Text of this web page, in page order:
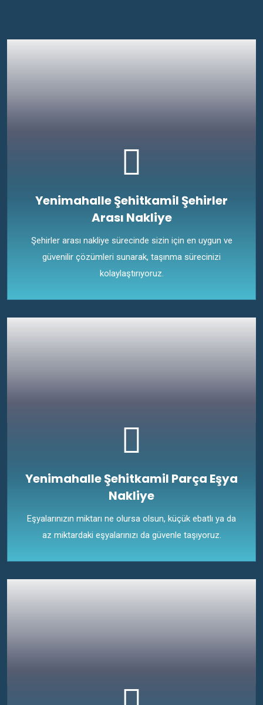
Yenimahalle Şehitkamil Şehirler
Arası Nakliye
Şehirler arası nakliye sürecinde sizin için en uygun ve
güvenilir çözümleri sunarak, taşınma sürecinizi
kolaylaştırıyoruz.
Yenimahalle Şehitkamil Parça Eşya
Nakliye
Eşyalarınızın miktarı ne olursa olsun, küçük ebatlı ya da
az miktardaki eşyalarınızı da güvenle taşıyoruz.